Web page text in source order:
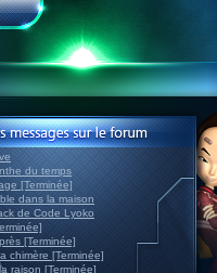
du temps
[Terminée]
dans la maison
de Code Lyoko
[Terminée]
chimère [Terminée]
raison [Terminée]